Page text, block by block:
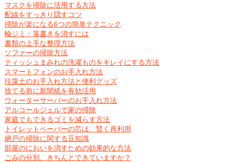
マスクを掃除に活用する方法
配線をすっきり隠すコツ
掃除が楽になる6つの簡単テクニック
輪ジミ・落書きを消すには
書類の上手な整理方法
ソファーの掃除方法
ティッシュまみれの洗濯ものをキレイにする方法
スマートフォンのお手入れ方法
珪藻土のお手入れ方法と便利グッズ
捨てる前に新聞紙を有効活用
ウォーターサーバーのお手入れ方法
アルコールジェルで家の掃除
家庭でもできるゴミを減らす方法
トイレットペーパーの芯は、賢く再利用
網戸の掃除に関する豆知識
部屋のにおいを消すための効果的な方法
ごみの分別、きちんとできていますか？